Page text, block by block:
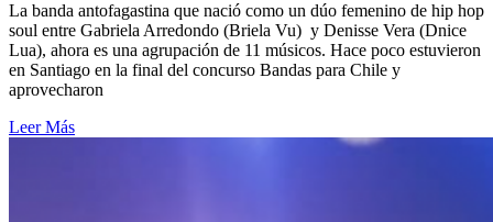
La banda antofagastina que nació como un dúo femenino de hip hop
soul entre Gabriela Arredondo (Briela Vu) y Denisse Vera (Dnice
Lua), ahora es una agrupación de 11 músicos. Hace poco estuvieron
en Santiago en la final del concurso Bandas para Chile y
aprovecharon
Leer Más